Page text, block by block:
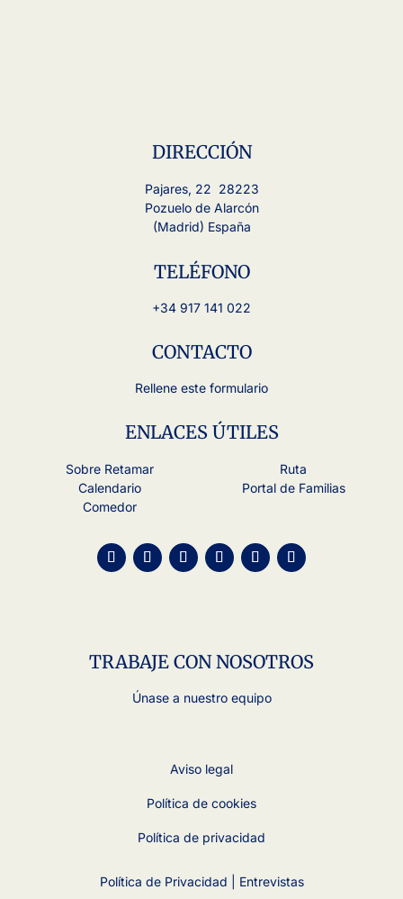
DIRECCIÓN
Pajares, 22 28223
Pozuelo de Alarcón
(Madrid) España
TELÉFONO
+34 917 141 022
CONTACTO
Rellene este formulario
ENLACES ÚTILES
Sobre Retamar
Calendario
Comedor
Ruta
Portal de Familias
TRABAJE CON NOSOTROS
Únase a nuestro equipo
Aviso legal
Política de cookies
Política de privacidad
Política de Privacidad | Entrevistas